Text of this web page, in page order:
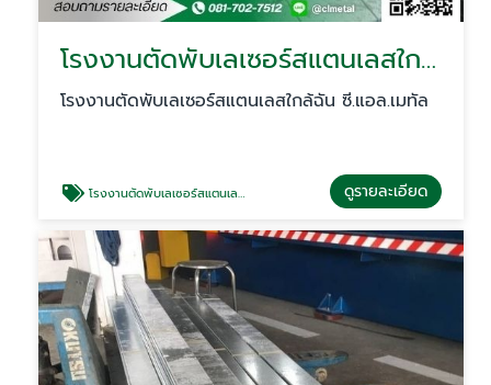
โรงงานตัดพับเลเซอร์สแตนเลสใกล้ฉัน
โรงงานตัดพับเลเซอร์สแตนเลสใกล้ฉัน ซี.แอล.เมทัล
โรงงานตัดพับเลเซอร์สแตนเลสใกล้ฉัน ดูรายละเอียด